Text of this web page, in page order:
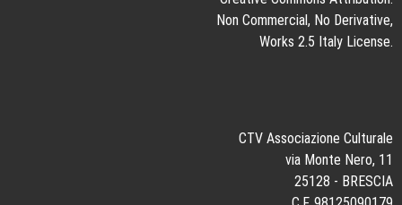
Non Commercial, No Derivative,
Works 2.5 Italy License.
CTV Associazione Culturale
via Monte Nero, 11
25128 - BRESCIA